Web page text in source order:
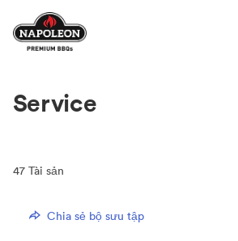
Service
47 Tài sản
Chia sẻ bộ sưu tập